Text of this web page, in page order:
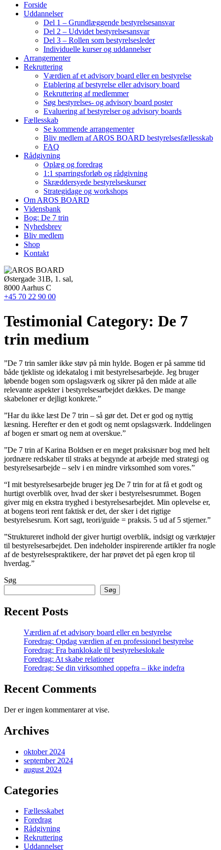
Forside
Uddannelser
Del 1 – Grundlæggende bestyrelsesansvar
Del 2 – Udvidet bestyrelsesansvar
Del 3 – Rollen som bestyrelsesleder
Individuelle kurser og uddannelser
Arrangementer
Rekruttering
Værdien af et advisory board eller en bestyrelse
Etablering af bestyrelse eller advisory board
Rekruttering af medlemmer
Søg bestyrelses- og advisory board poster
Evaluering af bestyrelser og advisory boards
Fællesskab
Se kommende arrangementer
Bliv medlem af AROS BOARD bestyrelsesfællesskab
FAQ
Rådgivning
Oplæg og foredrag
1:1 sparringsforløb og rådgivning
Skræddersyede bestyrelseskurser
Strategidage og workshops
Om AROS BOARD
Vidensbank
Bog: De 7 trin
Nyhedsbrev
Bliv medlem
Shop
Kontakt
Østergade 31B, 1. sal,
8000 Aarhus C
+45 70 22 90 00
Testimonial Category: De 7
trin medium
”De 7 trin samler ikke støv på min hylde. Bogen er på samme tid
både tjekliste og idekatalog i mit bestyrelsesarbejde. Jeg bruger
løbende bogen som opslagsværk og sikrer på den måde at alle
relevante aspekter i bestyrelsesarbejdet dækkes. De mange
skabeloner er dejligt konkrete.”
”Har du ikke læst De 7 trin – så gør det. Det er god og nyttig
læsning. Herefter er den et godt og nemt opslagsværk. Inddelingen
af bogen er smart og nem at overskue.”
”De 7 trin af Karina Boldsen er en meget praksisnær bog med helt
jordnære redskaber til straks at begynde at arbejde med strategi og
bestyrelsesarbejde – selv i en mindre virksomhed som vores.”
“I mit bestyrelsesarbejde bruger jeg De 7 trin for at få et godt og
hurtigt overblik over, hvad der sker i bestyrelsesrummet. Bogen
giver mig en ekstra tryghed i bestyrelsesarbejdet. Min oplevelse er,
at bogens teori rent faktisk er det, der sker i det rigtige
bestyrelsesrum. Kort sagt, teori/guide = praksis. 5 ud af 5 stjerner.”
”Struktureret indhold der giver hurtigt overblik, indsigt og værktøjer
til bestyrelsesarbejdet. Den indeholder inspirerende artikler fra nogle
af de bestyrelsespraktikere, der har prøvet det på egen krop til
hverdag.”
Søg
Søg
Recent Posts
Værdien af et advisory board eller en bestyrelse
Foredrag: Opdag værdien af en professionel bestyrelse
Foredrag: Fra banklokale til bestyrelseslokale
Foredrag: At skabe relationer
Foredrag: Se din virksomhed oppefra – ikke indefra
Recent Comments
Der er ingen kommentarer at vise.
Archives
oktober 2024
september 2024
august 2024
Categories
Fællesskabet
Foredrag
Rådgivning
Rekruttering
Uddannelser